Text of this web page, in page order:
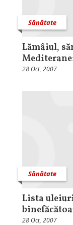
Sănătate
Lămâiul,
28 Oct, 2007
Sănătate
Lista
28 Oct, 2007